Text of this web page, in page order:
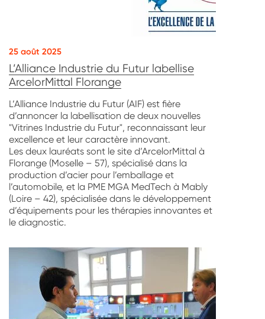
25 août 2025
L’Alliance Industrie du Futur labellise
ArcelorMittal Florange
L’Alliance Industrie du Futur (AIF) est fière
d’annoncer la labellisation de deux nouvelles
"Vitrines Industrie du Futur", reconnaissant leur
excellence et leur caractère innovant.
Les deux lauréats sont le site d’ArcelorMittal à
Florange (Moselle – 57), spécialisé dans la
production d’acier pour l’emballage et
l’automobile, et la PME MGA MedTech à Mably
(Loire – 42), spécialisée dans le développement
d’équipements pour les thérapies innovantes et
le diagnostic.